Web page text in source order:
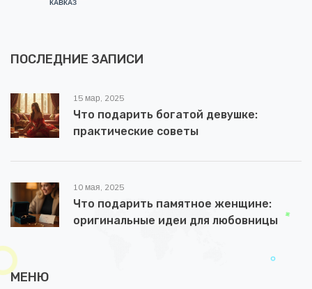
ПОСЛЕДНИЕ ЗАПИСИ
15 мар, 2025
Что подарить богатой девушке:
практические советы
10 мая, 2025
Что подарить памятное женщине:
оригинальные идеи для любовницы
МЕНЮ